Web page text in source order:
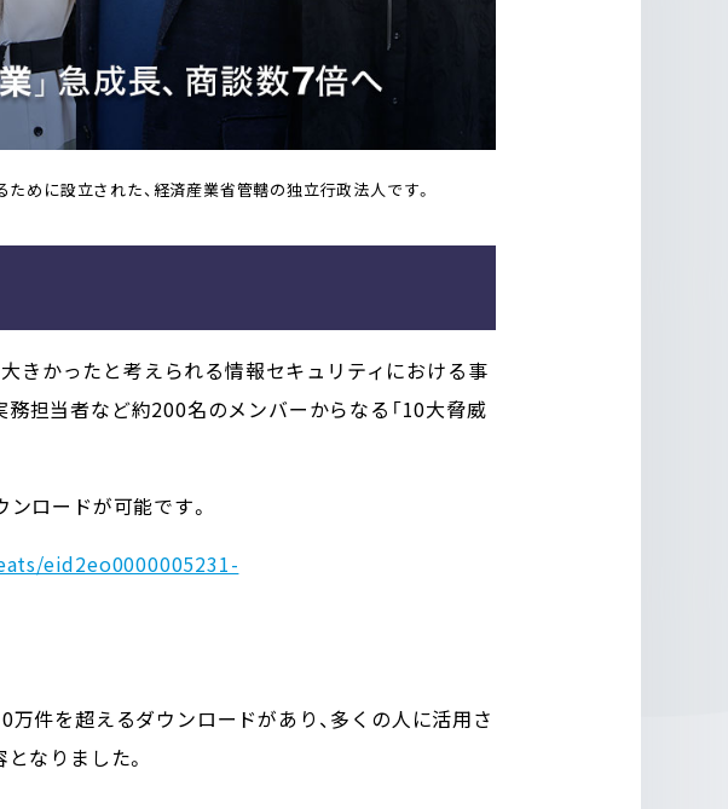
めに設立された、経済産業省管轄の独立行政法人です。
きかったと考えられる情報セキュリティにおける事
務担当者など約200名のメンバーからなる「10大脅威
ロードが可能です。
eid2eo0000005231-
件を超えるダウンロードがあり、多くの人に活用さ
なりました。